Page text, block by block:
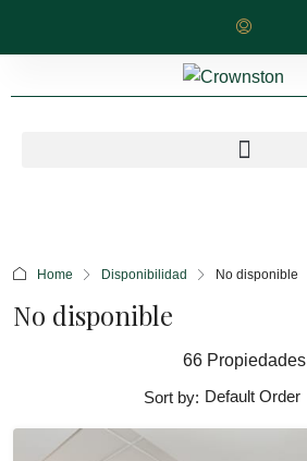
Home Disponibilidad No disponible
No disponible
66 Propiedades
Sort by: Default Order